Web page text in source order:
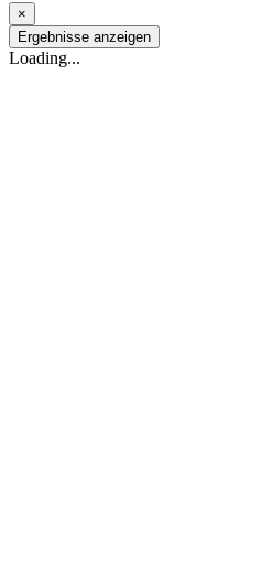
×
Ergebnisse anzeigen
Loading...